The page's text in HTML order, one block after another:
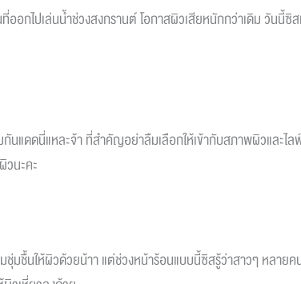
ออกไปเล่นน้ำช่วงสงกรานต์ โอกาสผิวเสียหนักกว่าเดิม วันนี้
แดดนี่แหละจ้า ที่สำคัญอย่าลืมเลือกให้เข้ากับสภาพผิวและไ
นะคะ
มชื้นให้ผิวด้วยน้าา แต่ช่วงหน้าร้อนแบบนี้ซิสรู้ว่าสาวๆ หลาย